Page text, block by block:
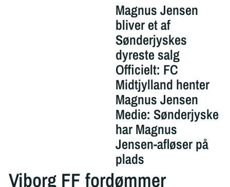
Magnus Jensen
bliver et af
Sønderjyskes
dyreste salg
Officielt: FC
Midtjylland henter
Magnus Jensen
Medie: Sønderjyske
har Magnus
Jensen-afløser på
plads
Viborg FF fordømmer